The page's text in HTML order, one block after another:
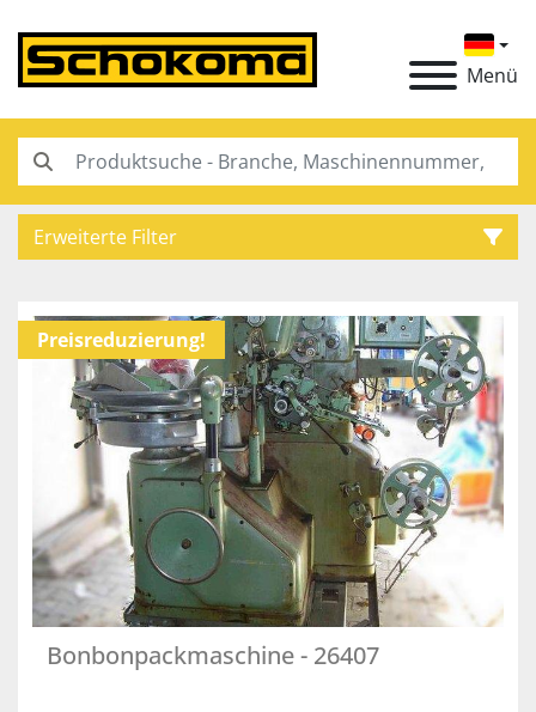
Menü
Erweiterte Filter
Hersteller
Preisreduzierung!
Bonbonpackmaschine - 26407